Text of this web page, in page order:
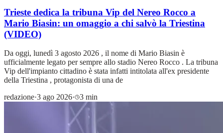
Trieste dedica la tribuna Vip del Nereo Rocco a
Mario Biasin: un omaggio a chi salvò la Triestina
(VIDEO)
Da oggi, lunedì 3 agosto 2026 , il nome di Mario Biasin è
ufficialmente legato per sempre allo stadio Nereo Rocco . La tribuna
Vip dell'impianto cittadino è stata infatti intitolata all'ex presidente
della Triestina , protagonista di una de
redazione·3 ago 2026· 3 min